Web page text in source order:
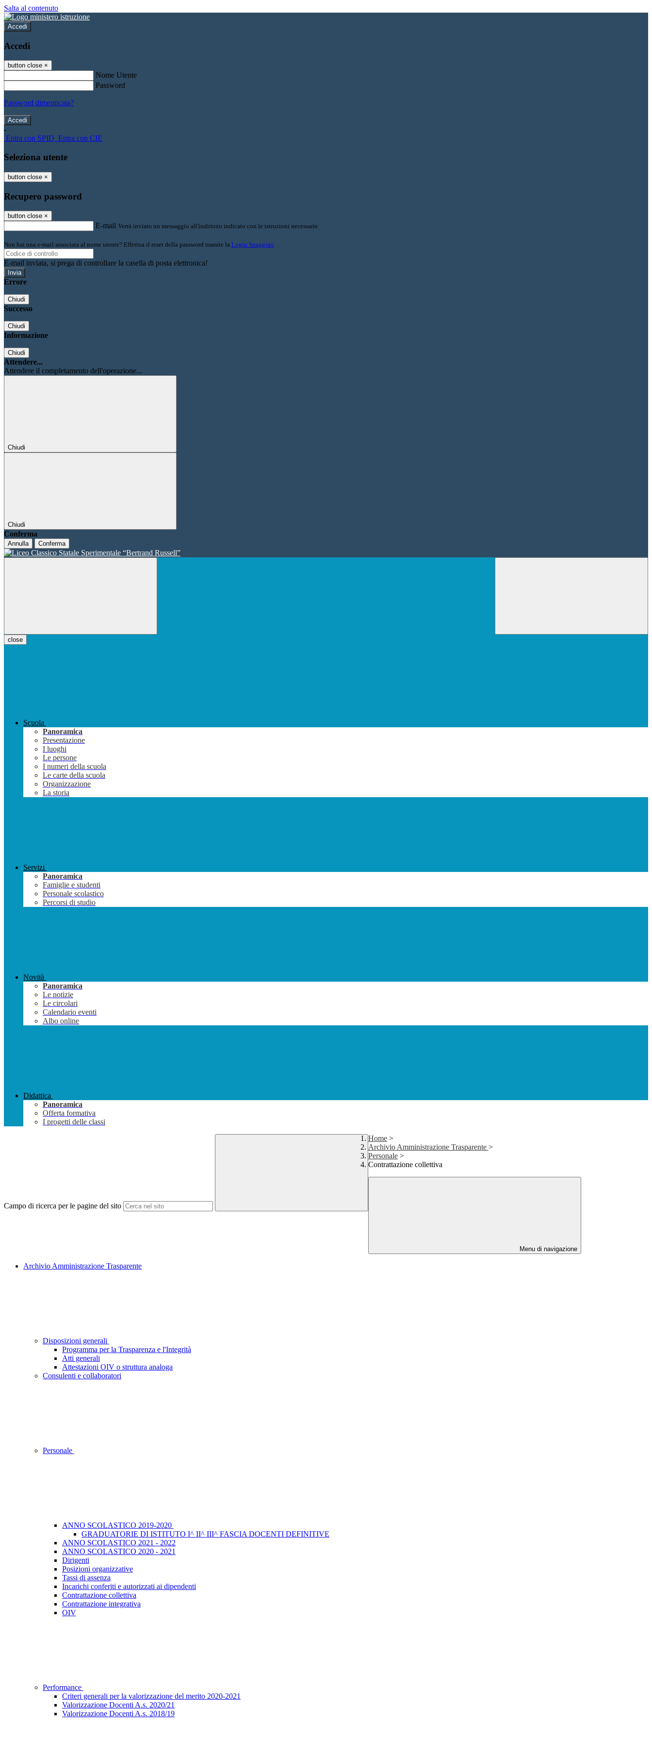
Salta al contenuto
Accedi
Accedi
button close ×
Nome Utente
Password
Password dimenticata?
-
Entra con SPID Entra con CIE
Seleziona utente
button close ×
Recupero password
button close ×
E-mail Verrà inviato un messaggio all'indirizzo indicato con le istruzioni necessarie.
Non hai una e-mail associata al nome utente? Effettua il reset della password tramite la Login Spaggiari
E-mail inviata, si prega di controllare la casella di posta elettronica!
Errore
Chiudi
Successo
Chiudi
Informazione
Chiudi
Attendere...
Attendere il completamento dell'operazione...
Chiudi
Chiudi
Conferma
Annulla Conferma
close
Scuola
Panoramica
Presentazione
I luoghi
Le persone
I numeri della scuola
Le carte della scuola
Organizzazione
La storia
Servizi
Panoramica
Famiglie e studenti
Personale scolastico
Percorsi di studio
Novità
Panoramica
Le notizie
Le circolari
Calendario eventi
Albo online
Didattica
Panoramica
Offerta formativa
I progetti delle classi
Campo di ricerca per le pagine del sito
Home >
Archivio Amministrazione Trasparente >
Personale >
Contrattazione collettiva
Menu di navigazione
Archivio Amministrazione Trasparente
Disposizioni generali
Programma per la Trasparenza e l'Integrità
Atti generali
Attestazioni OIV o struttura analoga
Consulenti e collaboratori
Personale
ANNO SCOLASTICO 2019-2020
GRADUATORIE DI ISTITUTO I^ II^ III^ FASCIA DOCENTI DEFINITIVE
ANNO SCOLASTICO 2021 - 2022
ANNO SCOLASTICO 2020 - 2021
Dirigenti
Posizioni organizzative
Tassi di assenza
Incarichi conferiti e autorizzati ai dipendenti
Contrattazione collettiva
Contrattazione integrativa
OIV
Performance
Criteri generali per la valorizzazione del merito 2020-2021
Valorizzazione Docenti A.s. 2020/21
Valorizzazione Docenti A.s. 2018/19